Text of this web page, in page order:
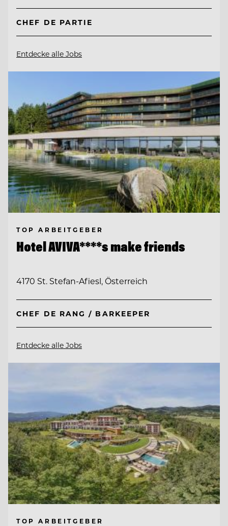
CHEF DE PARTIE
Entdecke alle Jobs
TOP ARBEITGEBER
Hotel AVIVA****s make friends
4170 St. Stefan-Afiesl, Österreich
CHEF DE RANG / BARKEEPER
Entdecke alle Jobs
TOP ARBEITGEBER